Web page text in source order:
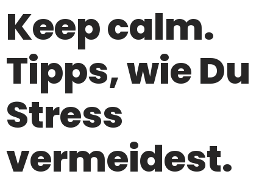
Keep calm.
Tipps, wie Du
Stress
vermeidest.